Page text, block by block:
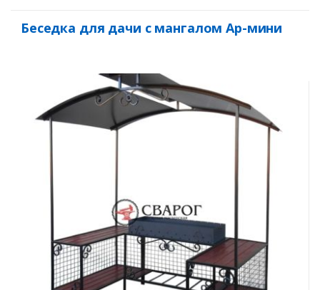
Беседка для дачи с мангалом Ар-мини